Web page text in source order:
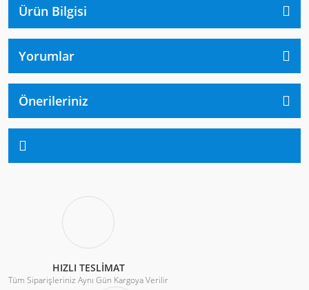
Ürün Bilgisi
Yorumlar
Önerileriniz
HIZLI TESLİMAT
Tüm Siparişleriniz Aynı Gün Kargoya Verilir